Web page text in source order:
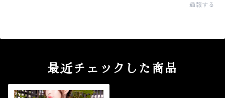
通報する
最近チェックした商品